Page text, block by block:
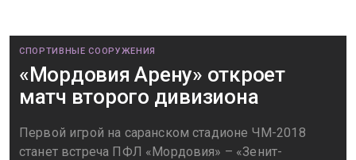
СПОРТИВНЫЕ СООРУЖЕНИЯ
«Мордовия Арену» откроет
матч второго дивизиона
Первой игрой на саранском стадионе ЧМ-2018
станет встреча ПФЛ «Мордовия» – «Зенит-